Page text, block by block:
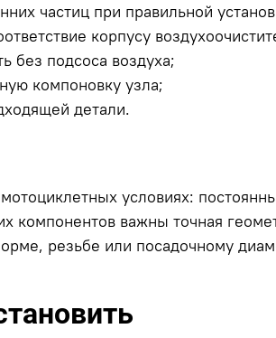
частиц при правильной
корпусу
без подсоса воздуха;
компоновку узла;
детали.
условиях:
важны точная
резьбе или посадочному